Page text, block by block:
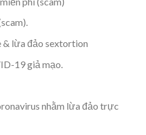
& lừa đảo sextortion
19 giả mạo.
nhằm lừa đảo trực